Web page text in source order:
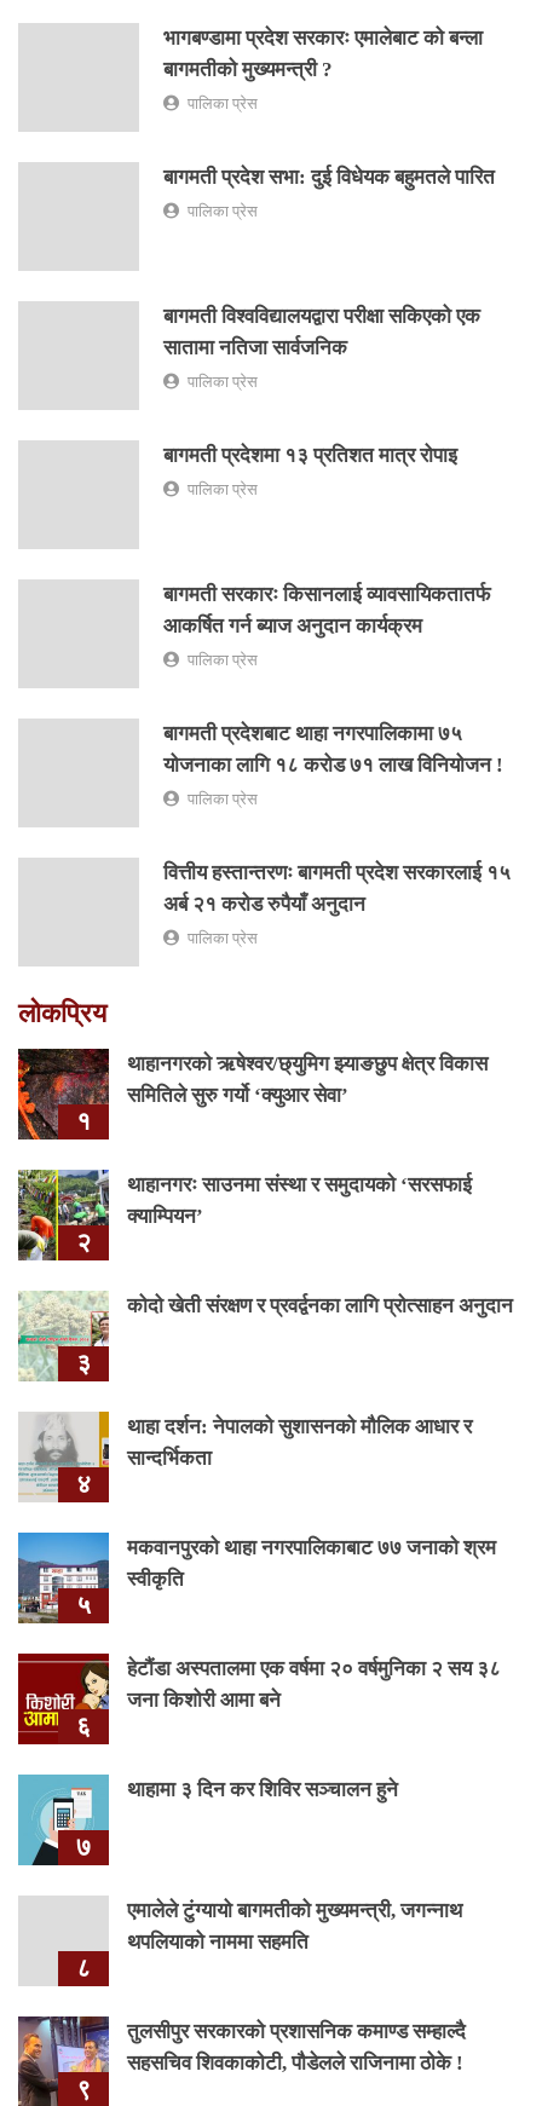
भागबण्डामा प्रदेश सरकारः एमालेबाट को बन्ला
बागमतीको मुख्यमन्त्री ?
पालिका प्रेस
बागमती प्रदेश सभा: दुई विधेयक बहुमतले पारित
पालिका प्रेस
बागमती विश्वविद्यालयद्वारा परीक्षा सकिएको एक
सातामा नतिजा सार्वजनिक
पालिका प्रेस
बागमती प्रदेशमा १३ प्रतिशत मात्र रोपाइ
पालिका प्रेस
बागमती सरकारः किसानलाई व्यावसायिकतातर्फ
आकर्षित गर्न ब्याज अनुदान कार्यक्रम
पालिका प्रेस
बागमती प्रदेशबाट थाहा नगरपालिकामा ७५
योजनाका लागि १८ करोड ७१ लाख विनियोजन !
पालिका प्रेस
वित्तीय हस्तान्तरणः बागमती प्रदेश सरकारलाई १५
अर्ब २१ करोड रुपैयाँ अनुदान
पालिका प्रेस
लोकप्रिय
१
थाहानगरकाे ऋषेश्वर/छ्युमिग झ्याङछुप क्षेत्र विकास
समितिले सुरु गर्यो ‘क्युआर सेवा’
२
थाहानगरः साउनमा संस्था र समुदायको ‘सरसफाई
क्याम्पियन’
३
कोदो खेती संरक्षण र प्रवर्द्वनका लागि प्रोत्साहन अनुदान
४
थाहा दर्शन: नेपालको सुशासनको मौलिक आधार र
सान्दर्भिकता
५
मकवानपुरको थाहा नगरपालिकाबाट ७७ जनाको श्रम
स्वीकृति
६
हेटौंडा अस्पतालमा एक वर्षमा २० वर्षमुनिका २ सय ३८
जना किशोरी आमा बने
७
थाहामा ३ दिन कर शिविर सञ्चालन हुने
८
एमालेले टुंग्यायो बागमतीको मुख्यमन्त्री, जगन्नाथ
थपलियाको नाममा सहमति
९
तुलसीपुर सरकारको प्रशासनिक कमाण्ड सम्हाल्दै
सहसचिव शिवकाकोटी, पौडेलले राजिनामा ठोके !